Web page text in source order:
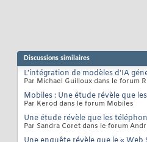
Discussions similaires
L'intégration de modèles d'IA
Par Michael Guilloux dans le forum
Mobiles : Une étude révèle que
Par Kerod dans le forum Mobiles
Une étude révèle que les
Par Sandra Coret dans le forum